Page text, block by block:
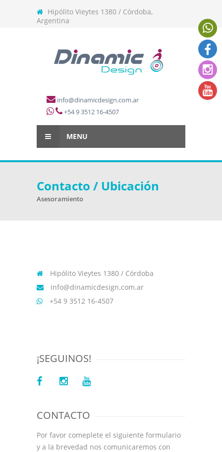
Hipólito Vieytes 1380 / Córdoba,
Argentina
info@dinamicdesign.com.ar
+54 9 3512 16-4507
MENU
Contacto / Ubicación
Asesoramiento
Hipólito Vieytes 1380 / Córdoba
info@dinamicdesign.com.ar
+54 9 3512 16-4507
¡SEGUINOS!
CONTACTO
Por favor comeplete el siguiente formulario
y a la brevedad nos comunicaremos con